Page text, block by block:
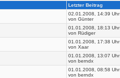
Letzter Beitrag
02.01.2008, 14:39 Uhr
von Günter
01.01.2008, 18:13 Uhr
von Rüdiger
01.01.2008, 17:38 Uhr
von Xaar
01.01.2008, 13:07 Uhr
von berndx
01.01.2008, 08:58 Uhr
von berndx